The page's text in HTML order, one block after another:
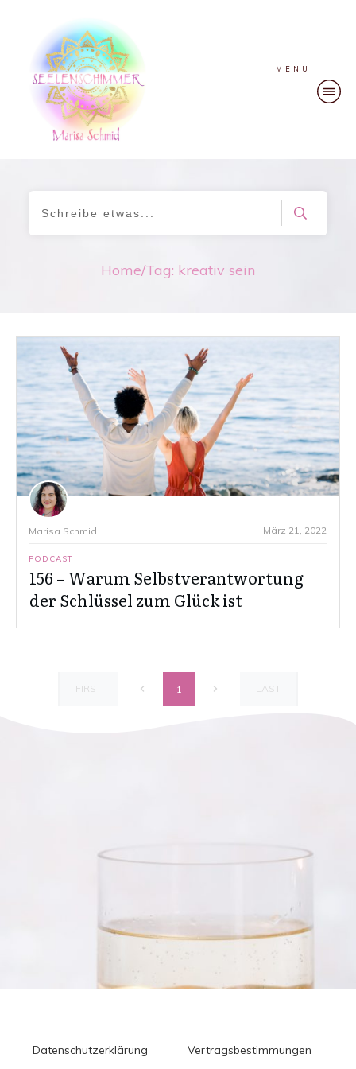
MENU
Home/Tag: kreativ sein
Marisa Schmid März 21, 2022
PODCAST
156 – Warum Selbstverantwortung
der Schlüssel zum Glück ist
FIRST 1 LAST
Datenschutzerklärung
Vertragsbestimmungen